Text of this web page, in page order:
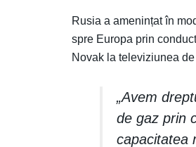
Rusia a amenințat în
spre Europa prin
Novak la televiziunea de
„Avem
de gaz prin
capacitatea